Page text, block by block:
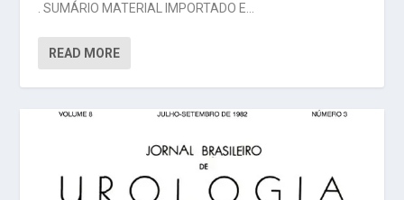
. SUMÁRIO MATERIAL IMPORTADO E...
READ MORE